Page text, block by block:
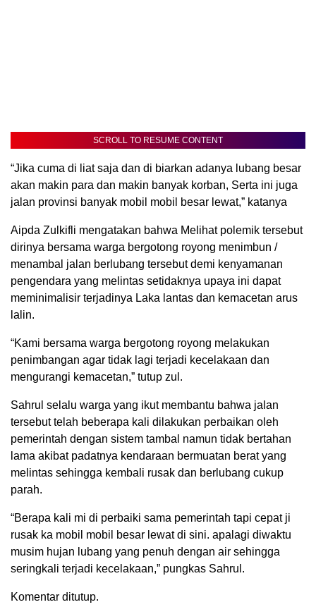
SCROLL TO RESUME CONTENT
“Jika cuma di liat saja dan di biarkan adanya lubang besar
akan makin para dan makin banyak korban, Serta ini juga
jalan provinsi banyak mobil mobil besar lewat,” katanya
Aipda Zulkifli mengatakan bahwa Melihat polemik tersebut
dirinya bersama warga bergotong royong menimbun /
menambal jalan berlubang tersebut demi kenyamanan
pengendara yang melintas setidaknya upaya ini dapat
meminimalisir terjadinya Laka lantas dan kemacetan arus
lalin.
“Kami bersama warga bergotong royong melakukan
penimbangan agar tidak lagi terjadi kecelakaan dan
mengurangi kemacetan,” tutup zul.
Sahrul selalu warga yang ikut membantu bahwa jalan
tersebut telah beberapa kali dilakukan perbaikan oleh
pemerintah dengan sistem tambal namun tidak bertahan
lama akibat padatnya kendaraan bermuatan berat yang
melintas sehingga kembali rusak dan berlubang cukup
parah.
“Berapa kali mi di perbaiki sama pemerintah tapi cepat ji
rusak ka mobil mobil besar lewat di sini. apalagi diwaktu
musim hujan lubang yang penuh dengan air sehingga
seringkali terjadi kecelakaan,” pungkas Sahrul.
Komentar ditutup.